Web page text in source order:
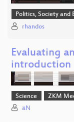
Politics, Society and
rhandos
Evaluating
introduction
Science ZKM
äN